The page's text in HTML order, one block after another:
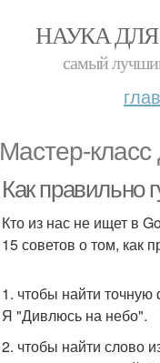
НАУКА
самый
Мастер-
Как правильно
Кто из нас не ищет в
15 советов о том, как
1. чтобы найти
Я "Дивлюсь на небо".
2. чтобы найти слово